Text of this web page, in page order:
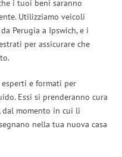
i tuoi beni saranno
Utilizziamo veicoli
Perugia a Ipswich, e i
per assicurare che
e formati per
Essi si prenderanno cura
dal momento in cui li
nella tua nuova casa